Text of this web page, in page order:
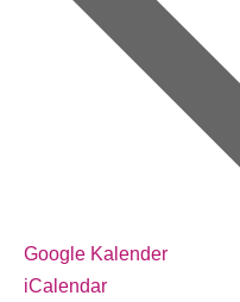
Google Kalender
iCalendar